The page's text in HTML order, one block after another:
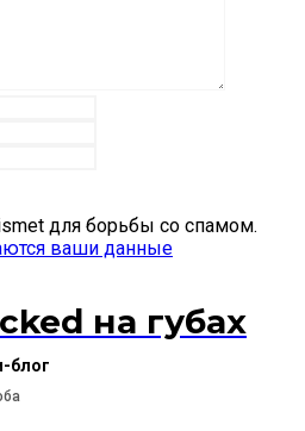
для борьбы со спамом.
ваши данные
блог